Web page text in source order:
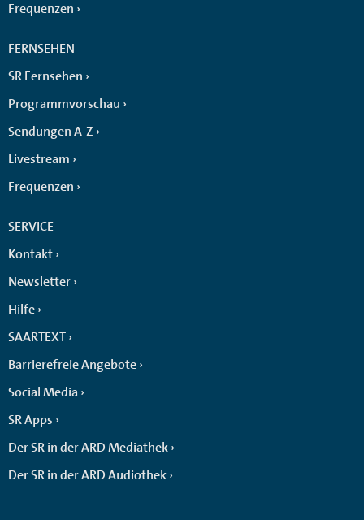
Frequenzen
FERNSEHEN
SR Fernsehen
Programmvorschau
Sendungen A-Z
Livestream
Frequenzen
SERVICE
Kontakt
Newsletter
Hilfe
SAARTEXT
Barrierefreie Angebote
Social Media
SR Apps
Der SR in der ARD Mediathek
Der SR in der ARD Audiothek